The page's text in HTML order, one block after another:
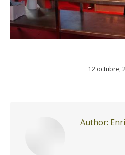
12 octubre,
Author: